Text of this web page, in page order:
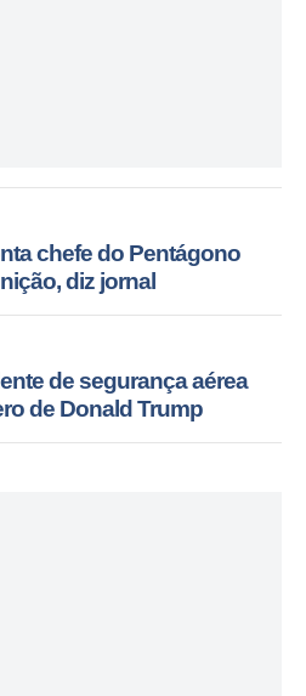
chefe do Pentágono
diz jornal
de segurança aérea
de Donald Trump